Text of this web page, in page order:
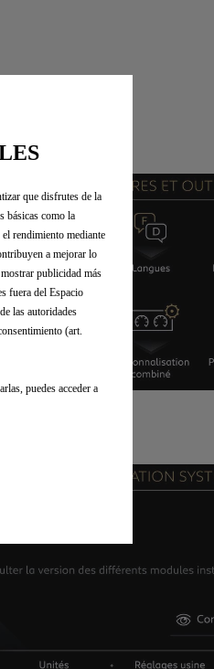
que disfrutes de la
básicas como la
rendimiento mediante
a mejorar lo
publicidad más
fuera del Espacio
las autoridades
(art.
puedes acceder a